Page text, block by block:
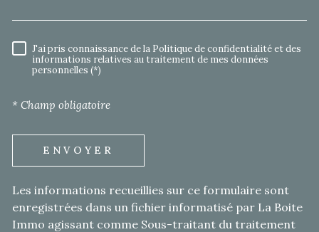
RÈGLEMENTATION
J'ai pris connaissance de la Politique de confidentialité et des
informations relatives au traitement de mes données
personnelles (*)
* Champ obligatoire
ENVOYER
Les informations recueillies sur ce formulaire sont
enregistrées dans un fichier informatisé par La Boite
Immo agissant comme Sous-traitant du traitement